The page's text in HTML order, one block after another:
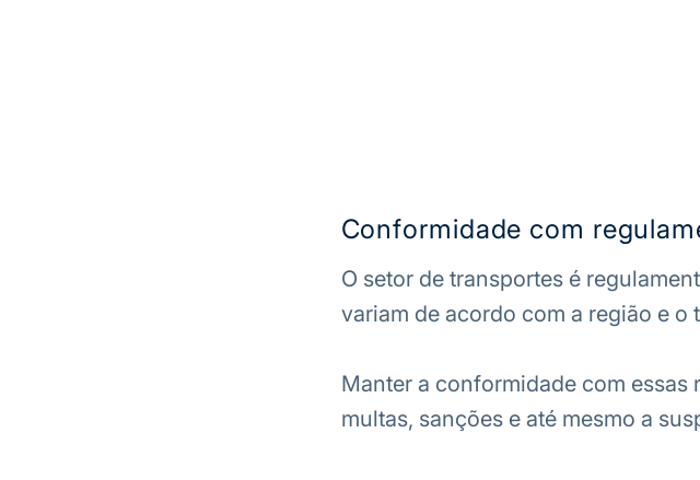
Conformidade com
O setor de transportes é
variam de acordo com a região e o
Manter a conformidade com essas
multas, sanções e até mesmo a